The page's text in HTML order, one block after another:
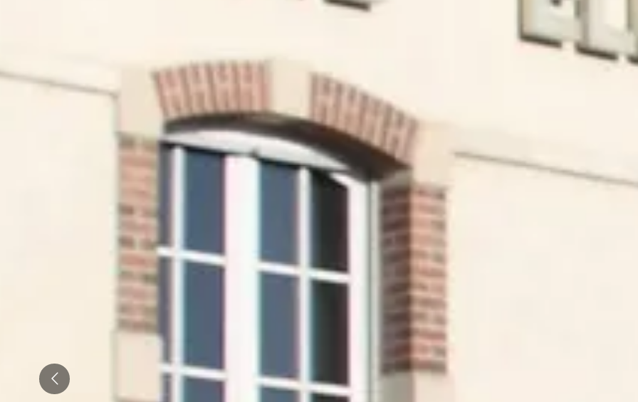
Weingüter & Weinprobe Provence
Weingüter & Weinprobe Savoie
Weingüter & Weinprobe Südwesten
Weingüter & Weinprobe Loiretal
Weingüter & Weinprobe Rhonetal
Champagne Canard-Duchêne
Champagne Lanson
Champagne Mercier
Champagne Moët & Chandon
Champagne Mumm
Champagne Vranken-Pommery
Villa Demoiselle
Prev